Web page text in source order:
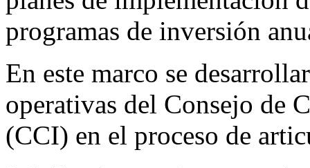
programas de inversión
En este marco se
operativas del Consejo de
(CCI) en el proceso de